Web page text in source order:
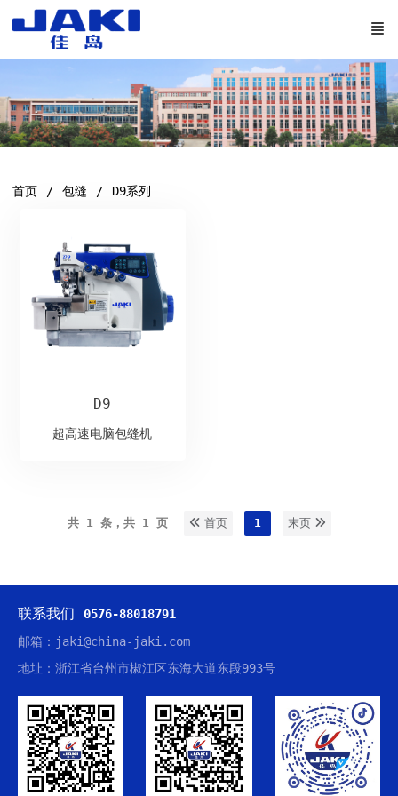
首页 包缝 D9系列
D9
超高速电脑包缝机
共 1 条，共 1 页 首页 1 末页
联系我们 0576-88018791
邮箱：jaki@china-jaki.com
地址：浙江省台州市椒江区东海大道东段993号